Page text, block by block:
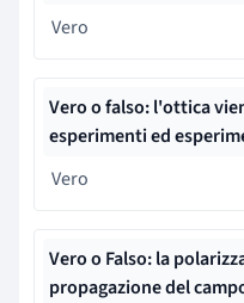
Vero
Vero o falso: l'ottica
esperimenti ed
Vero
Vero o Falso: la
propagazione del